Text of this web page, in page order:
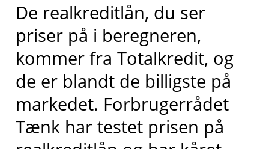
De realkreditlån, du ser
priser på i beregneren,
kommer fra Totalkredit, og
de er blandt de billigste på
markedet. Forbrugerrådet
Tænk har testet prisen på